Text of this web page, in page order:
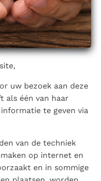
te eren
Latijnse uitgave
verliest autonomie
toe
is zowel een gave als
veel belangrijke
beschikbaar
donaties.
uw bezoek aan deze
als één van haar
te geven via
van de techniek
op internet en
en in sommige